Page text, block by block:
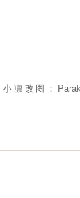
小凛改图：